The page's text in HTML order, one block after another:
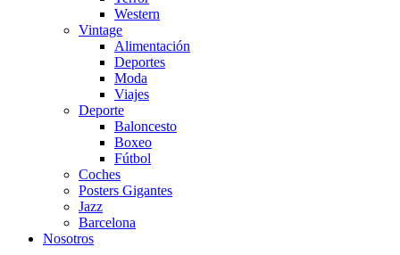
Western
Vintage
Alimentación
Deportes
Moda
Viajes
Deporte
Baloncesto
Boxeo
Fútbol
Coches
Posters Gigantes
Jazz
Barcelona
Nosotros